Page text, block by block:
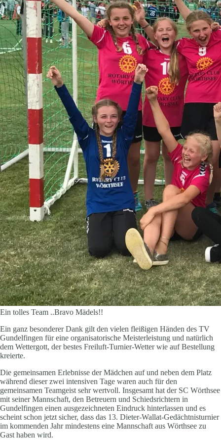
Ein tolles Team ..Bravo Mädels!!
Ein ganz besonderer Dank gilt den vielen fleißigen Händen des TV
Gundelfingen für eine organisatorische Meisterleistung und natürlich
dem Wettergott, der bestes Freiluft-Turnier-Wetter wie auf Bestellung
kreierte.
Die gemeinsamen Erlebnisse der Mädchen auf und neben dem Platz
während dieser zwei intensiven Tage waren auch für den
gemeinsamen Teamgeist sehr wertvoll. Insgesamt hat der SC Wörthsee
mit seiner Mannschaft, den Betreuern und Schiedsrichtern in
Gundelfingen einen ausgezeichneten Eindruck hinterlassen und es
scheint schon jetzt sicher, dass das 13. Dieter-Wallat-Gedächtnisturnier
im kommenden Jahr mindestens eine Mannschaft aus Wörthsee zu
Gast haben wird.